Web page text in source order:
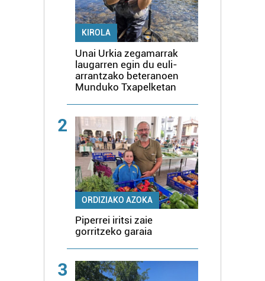
KIROLA
Unai Urkia zegamarrak
laugarren egin du euli-
arrantzako beteranoen
Munduko Txapelketan
2
ORDIZIAKO AZOKA
Piperrei iritsi zaie
gorritzeko garaia
3